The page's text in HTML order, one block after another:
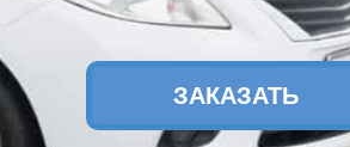
ЗАКАЗАТЬ